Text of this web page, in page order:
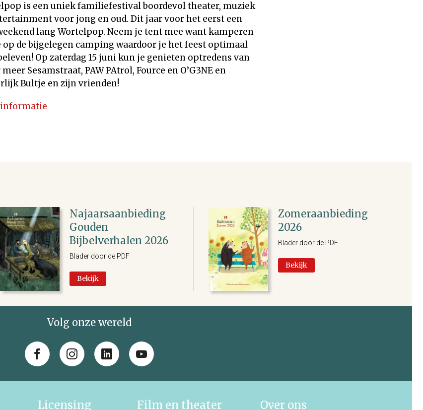
is een uniek familiefestival boordevol theater, muziek
voor jong en oud. Dit jaar voor het eerst een
lang Wortelpop. Neem je tent mee want kamperen
op de bijgelegen camping waardoor je het feest optimaal
Op zaterdag 15 juni kun je genieten optredens van
Sesamstraat, PAW PAtrol, Fource en O’G3NE en
Bultje en zijn vrienden!
Najaarsaanbieding
Gouden
Bijbelverhalen 2026
Blader door de PDF
Bekijk
Zomeraanbieding
2026
Blader door de PDF
Bekijk
Volg onze wereld
Licensing Film en theater Over ons